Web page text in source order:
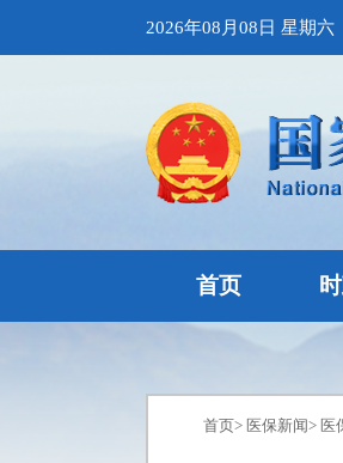
2026年08月08日 星期六
首页
首页> 医保新闻> 医